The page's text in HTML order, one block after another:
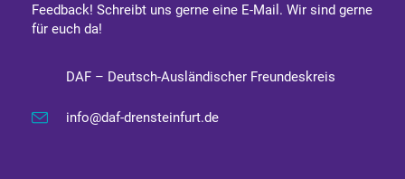
Feedback! Schreibt uns gerne eine E-Mail. Wir sind gerne
für euch da!
DAF – Deutsch-Ausländischer Freundeskreis
info@daf-drensteinfurt.de